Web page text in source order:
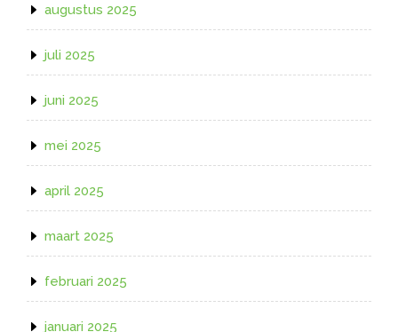
augustus 2025
juli 2025
juni 2025
mei 2025
april 2025
maart 2025
februari 2025
januari 2025